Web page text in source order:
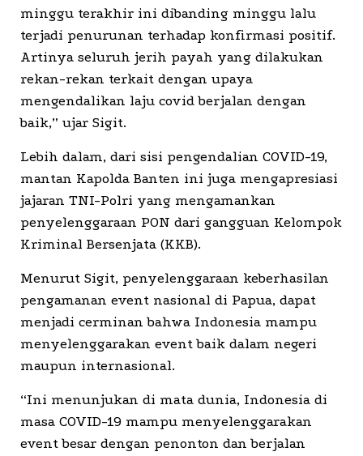
minggu terakhir ini dibanding minggu lalu
terjadi penurunan terhadap konfirmasi positif.
Artinya seluruh jerih payah yang dilakukan
rekan-rekan terkait dengan upaya
mengendalikan laju covid berjalan dengan
baik,” ujar Sigit.
Lebih dalam, dari sisi pengendalian COVID-19,
mantan Kapolda Banten ini juga mengapresiasi
jajaran TNI-Polri yang mengamankan
penyelenggaraan PON dari gangguan Kelompok
Kriminal Bersenjata (KKB).
Menurut Sigit, penyelenggaraan keberhasilan
pengamanan event nasional di Papua, dapat
menjadi cerminan bahwa Indonesia mampu
menyelenggarakan event baik dalam negeri
maupun internasional.
“Ini menunjukan di mata dunia, Indonesia di
masa COVID-19 mampu menyelenggarakan
event besar dengan penonton dan berjalan